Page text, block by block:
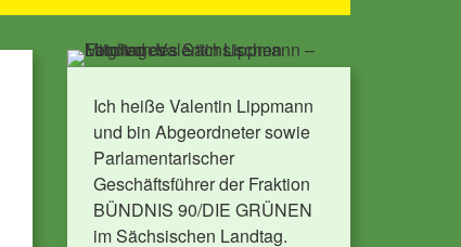
Ich heiße Valentin Lippmann
und bin Abgeordneter sowie
Parlamentarischer
Geschäftsführer der Fraktion
BÜNDNIS 90/DIE GRÜNEN
im Sächsischen Landtag.